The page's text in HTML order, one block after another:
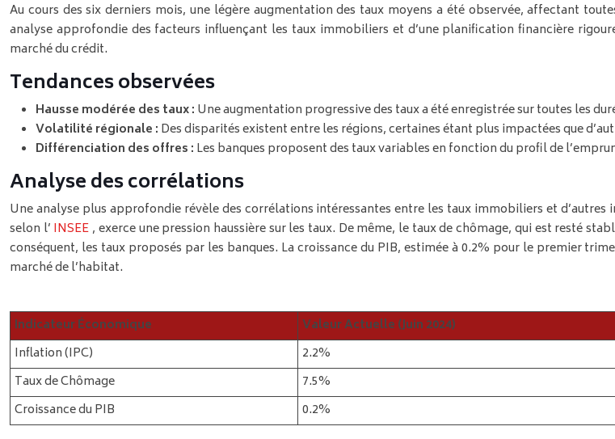
Au cours des six derniers mois, une légère augmentation des taux moyens a été observée, affectant
analyse approfondie des facteurs influençant les taux immobiliers et d’une planification financière
marché du crédit.
Tendances observées
Hausse modérée des taux : Une augmentation progressive des taux a été enregistrée sur toutes les
Volatilité régionale : Des disparités existent entre les régions, certaines étant plus impactées que
Différenciation des offres : Les banques proposent des taux variables en fonction du profil de
Analyse des corrélations
Une analyse plus approfondie révèle des corrélations intéressantes entre les taux immobiliers et
selon l’ INSEE , exerce une pression haussière sur les taux. De même, le taux de chômage, qui est resté
conséquent, les taux proposés par les banques. La croissance du PIB, estimée à 0.2% pour le premier
marché de l’habitat.
Indicateur Économique Valeur Actuelle (Juin 2024)
Inflation (IPC)
2.2%
Taux de Chômage
7.5%
Croissance du PIB
0.2%